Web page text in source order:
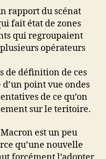
rapport du scénat
fait état de zones
qui regroupaient
opérateurs
de définition de ces
point vue ondes
de ce qu’on
sur le teritoire.
est un peu
qu’une nouvelle